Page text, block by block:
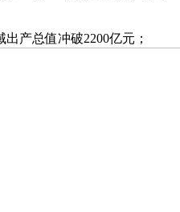
产总值冲破2200亿元；